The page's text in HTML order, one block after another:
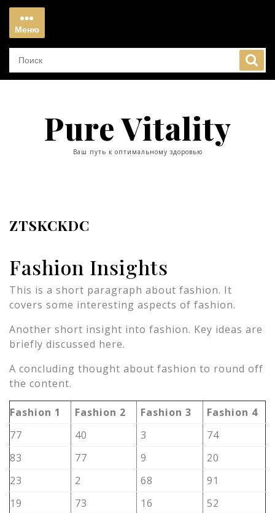
Перейти
содержимому
Меню
Меню
Pure Vitality
Ваш путь к оптимальному здоровью
ZTSKCKDC
Fashion Insights
This is a short paragraph about fashion. It
covers some interesting aspects of fashion.
Another short insight into fashion. Key ideas are
briefly discussed here.
A concluding thought about fashion to round off
the content.
Fashion 1 Fashion 2 Fashion 3
Fashion 4
77
40 3
74
83
77 9
20
23
2 68
91
19
73 16 52